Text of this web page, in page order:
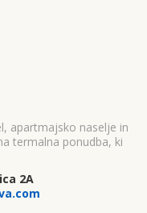
apartmajsko naselje in
termalna ponudba, ki
2A